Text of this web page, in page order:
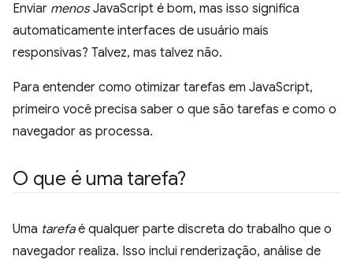
Enviar menosJavaScript é bom, mas isso significa
automaticamente interfaces de usuário mais
responsivas? Talvez, mas talvez não.
Para entender como otimizar tarefas em JavaScript,
primeiro você precisa saber o que são tarefas e como o
navegador as processa.
O que é uma tarefa?
Uma tarefaé qualquer parte discreta do trabalho que o
navegador realiza. Isso inclui renderização, análise de